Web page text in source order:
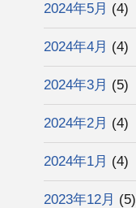
2024年5月 (4)
2024年4月 (4)
2024年3月 (5)
2024年2月 (4)
2024年1月 (4)
2023年12月 (5)